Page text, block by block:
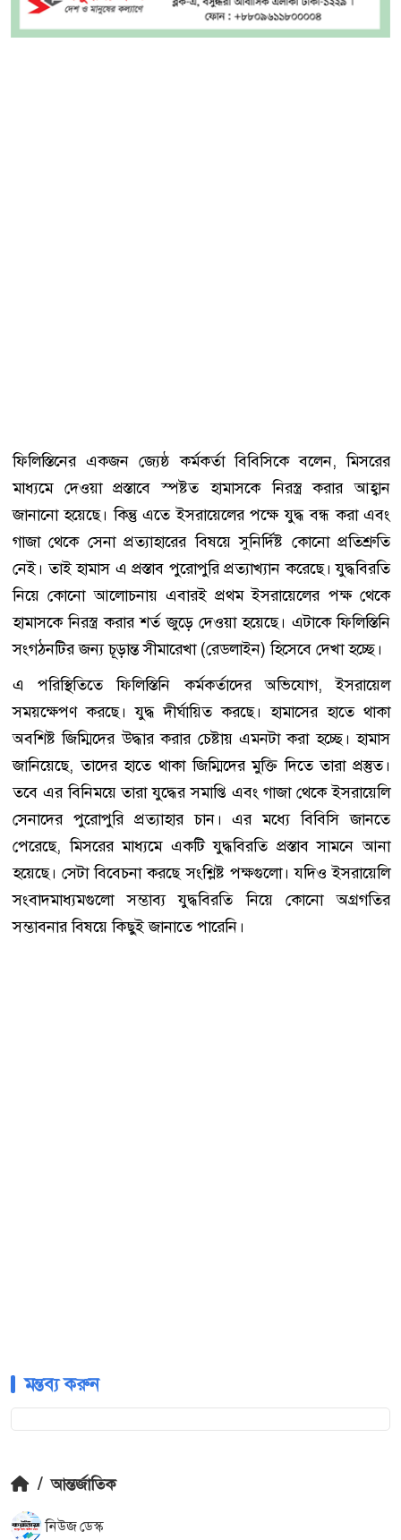
ফিলিস্তিনের একজন জ্যেষ্ঠ কর্মকর্তা বিবিসিকে বলেন, মিসরের
মাধ্যমে দেওয়া প্রস্তাবে স্পষ্টত হামাসকে নিরস্ত্র করার আহ্বান
জানানো হয়েছে। কিন্তু এতে ইসরায়েলের পক্ষে যুদ্ধ বন্ধ করা এবং
গাজা থেকে সেনা প্রত্যাহারের বিষয়ে সুনির্দিষ্ট কোনো প্রতিশ্রুতি
নেই। তাই হামাস এ প্রস্তাব পুরোপুরি প্রত্যাখ্যান করেছে। যুদ্ধবিরতি
নিয়ে কোনো আলোচনায় এবারই প্রথম ইসরায়েলের পক্ষ থেকে
হামাসকে নিরস্ত্র করার শর্ত জুড়ে দেওয়া হয়েছে। এটাকে ফিলিস্তিনি
সংগঠনটির জন্য চূড়ান্ত সীমারেখা (রেডলাইন) হিসেবে দেখা হচ্ছে।
এ পরিস্থিতিতে ফিলিস্তিনি কর্মকর্তাদের অভিযোগ, ইসরায়েল
সময়ক্ষেপণ করছে। যুদ্ধ দীর্ঘায়িত করছে। হামাসের হাতে থাকা
অবশিষ্ট জিম্মিদের উদ্ধার করার চেষ্টায় এমনটা করা হচ্ছে। হামাস
জানিয়েছে, তাদের হাতে থাকা জিম্মিদের মুক্তি দিতে তারা প্রস্তুত।
তবে এর বিনিময়ে তারা যুদ্ধের সমাপ্তি এবং গাজা থেকে ইসরায়েলি
সেনাদের পুরোপুরি প্রত্যাহার চান। এর মধ্যে বিবিসি জানতে
পেরেছে, মিসরের মাধ্যমে একটি যুদ্ধবিরতি প্রস্তাব সামনে আনা
হয়েছে। সেটা বিবেচনা করছে সংশ্লিষ্ট পক্ষগুলো। যদিও ইসরায়েলি
সংবাদমাধ্যমগুলো সম্ভাব্য যুদ্ধবিরতি নিয়ে কোনো অগ্রগতির
সম্ভাবনার বিষয়ে কিছুই জানাতে পারেনি।
মন্তব্য করুন
/ আন্তর্জাতিক
নিউজ ডেস্ক